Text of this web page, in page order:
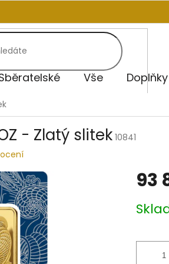
Vše Doplňky
- Zlatý slitek10841
93
cena: